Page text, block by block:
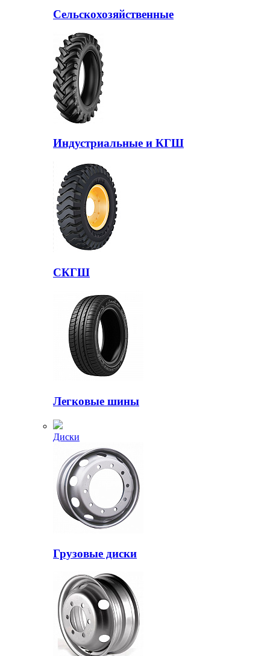
Сельскохозяйственные
Индустриальные и КГШ
СКГШ
Легковые шины
Диски
Грузовые диски